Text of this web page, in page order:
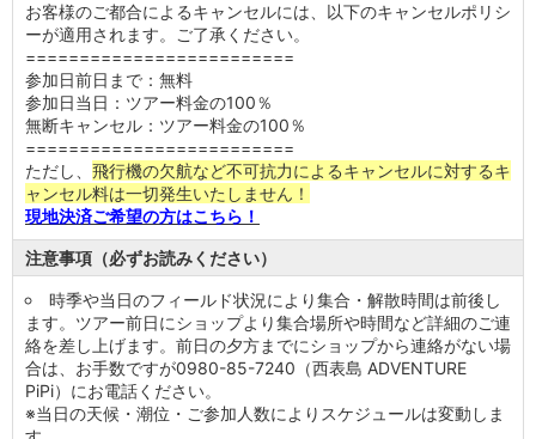
お客様のご都合によるキャンセルには、以下のキャンセルポリシ
ーが適用されます。ご了承ください。
=========================
参加日前日まで：無料
参加日当日：ツアー料金の100％
無断キャンセル：ツアー料金の100％
=========================
ただし、 飛行機の欠航など不可抗力によるキャンセルに対するキ
ャンセル料は一切発生いたしません！
現地決済ご希望の方はこちら！
注意事項（必ずお読みください）
時季や当日のフィールド状況により集合・解散時間は前後し
ます。ツアー前日にショップより集合場所や時間など詳細のご連
絡を差し上げます。前日の夕方までにショップから連絡がない場
合は、お手数ですが0980-85-7240（西表島 ADVENTURE
PiPi）にお電話ください。
※当日の天候・潮位・ご参加人数によりスケジュールは変動しま